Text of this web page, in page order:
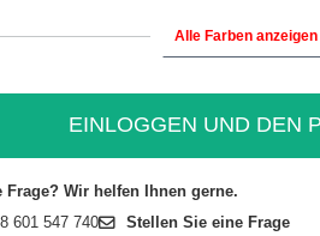
Alle Farben anzeigen
EINLOGGEN UND DEN
Frage? Wir helfen Ihnen gerne.
601 547 740 Stellen Sie eine Frage